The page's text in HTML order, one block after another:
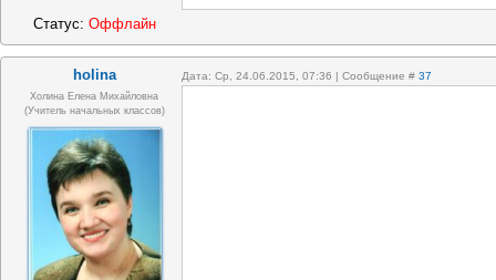
Статус: Оффлайн
holina Дата: Ср, 24.06.2015, 07:36 | Сообщение # 37
Холина Елена Михайловна
(учитель начальных классов)